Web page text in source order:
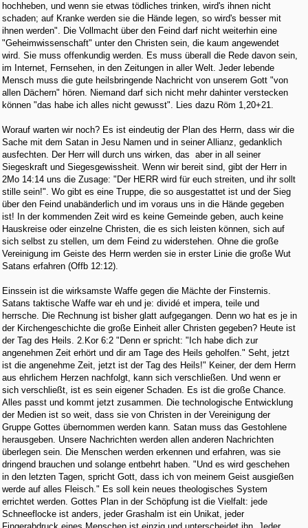
hochheben, und wenn sie etwas tödliches trinken, wird's ihnen nicht
schaden; auf Kranke werden sie die Hände legen, so wird's besser mit
ihnen werden". Die Vollmacht über den Feind darf nicht weiterhin eine
"Geheimwissenschaft" unter den Christen sein, die kaum angewendet
wird. Sie muss offenkundig werden. Es muss überall die Rede davon sein,
im Internet, Fernsehen, in den Zeitungen in aller Welt. Jeder lebende
Mensch muss die gute heilsbringende Nachricht von unserem Gott "von
allen Dächern" hören. Niemand darf sich nicht mehr dahinter verstecken
können "das habe ich alles nicht gewusst". Lies dazu Röm 1,20+21.
Worauf warten wir noch? Es ist eindeutig der Plan des Herrn, dass wir die
Sache mit dem Satan in Jesu Namen und in seiner Allianz, gedanklich
ausfechten. Der Herr will durch uns wirken, das aber in all seiner
Siegeskraft und Siegesgewissheit. Wenn wir bereit sind, gibt der Herr in
2Mo 14:14 uns die Zusage: "Der HERR wird für euch streiten, und ihr sollt
stille sein!". Wo gibt es eine Truppe, die so ausgestattet ist und der Sieg
über den Feind unabänderlich und im voraus uns in die Hände gegeben
ist! In der kommenden Zeit wird es keine Gemeinde geben, auch keine
Hauskreise oder einzelne Christen, die es sich leisten können, sich auf
sich selbst zu stellen, um dem Feind zu widerstehen. Ohne die große
Vereinigung im Geiste des Herrn werden sie in erster Linie die große Wut
Satans erfahren (Offb 12:12).
Einssein ist die wirksamste Waffe gegen die Mächte der Finsternis.
Satans taktische Waffe war eh und je: dividé et impera, teile und
herrsche. Die Rechnung ist bisher glatt aufgegangen. Denn wo hat es je in
der Kirchengeschichte die große Einheit aller Christen gegeben? Heute ist
der Tag des Heils. 2.Kor 6:2 "Denn er spricht: "Ich habe dich zur
angenehmen Zeit erhört und dir am Tage des Heils geholfen." Seht, jetzt
ist die angenehme Zeit, jetzt ist der Tag des Heils!" Keiner, der dem Herrn
aus ehrlichem Herzen nachfolgt, kann sich verschließen. Und wenn er
sich verschließt, ist es sein eigener Schaden. Es ist die große Chance.
Alles passt und kommt jetzt zusammen. Die technologische Entwicklung
der Medien ist so weit, dass sie von Christen in der Vereinigung der
Gruppe Gottes übernommen werden kann. Satan muss das Gestohlene
herausgeben. Unsere Nachrichten werden allen anderen Nachrichten
überlegen sein. Die Menschen werden erkennen und erfahren, was sie
dringend brauchen und solange entbehrt haben. "Und es wird geschehen
in den letzten Tagen, spricht Gott, dass ich von meinem Geist ausgießen
werde auf alles Fleisch." Es soll kein neues theologisches System
errichtet werden. Gottes Plan in der Schöpfung ist die Vielfalt: jede
Schneeflocke ist anders, jeder Grashalm ist ein Unikat, jeder